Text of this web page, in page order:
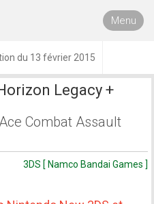
Menu
du 13 février 2015
Legacy +
Combat Assault
3DS [ Namco Bandai Games ]